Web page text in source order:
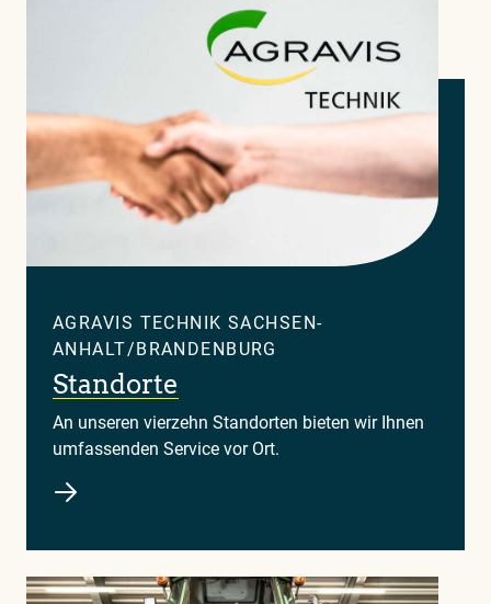
Glossar
AGRAVIS TECHNIK SACHSEN-
ANHALT/BRANDENBURG
Standorte
An unseren vierzehn Standorten bieten wir Ihnen
umfassenden Service vor Ort.